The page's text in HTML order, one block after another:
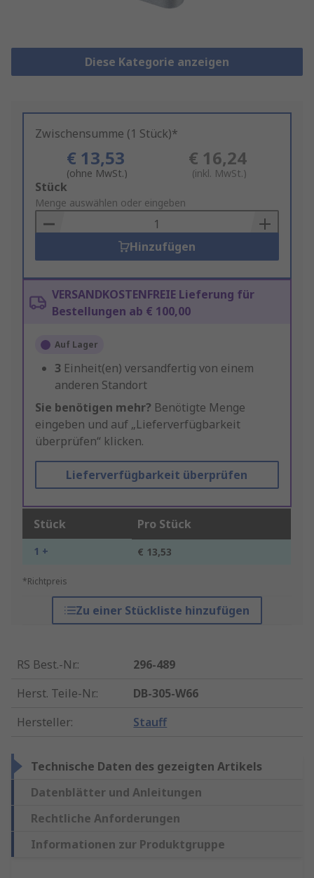
Diese Kategorie anzeigen
Zwischensumme (1 Stück)*
€ 13,53
(ohne MwSt.)
€ 16,24
(inkl. MwSt.)
Add
to
Basket
Stück
Menge auswählen oder eingeben
Hinzufügen
VERSANDKOSTENFREIE Lieferung für
Bestellungen ab € 100,00
Auf Lager
3 Einheit(en) versandfertig von einem
anderen Standort
Sie benötigen mehr? Benötigte Menge
eingeben und auf „Lieferverfügbarkeit
überprüfen“ klicken.
Lieferverfügbarkeit überprüfen
Stück Pro Stück
1 + € 13,53
*Richtpreis
Zu einer Stückliste hinzufügen
RS Best.-Nr.:
296-489
Herst. Teile-Nr.:
DB-305-W66
Hersteller: Stauff
Technische Daten des gezeigten Artikels
Datenblätter und Anleitungen
Rechtliche Anforderungen
Informationen zur Produktgruppe